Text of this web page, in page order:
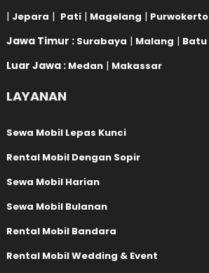
| Jepara | Pati | Magelang | Purwokerto
Jawa Timur : Surabaya | Malang | Batu
Luar Jawa : Medan | Makassar
LAYANAN
Sewa Mobil Lepas Kunci
Rental Mobil Dengan Sopir
Sewa Mobil Harian
Sewa Mobil Bulanan
Rental Mobil Bandara
Rental Mobil Wedding & Event